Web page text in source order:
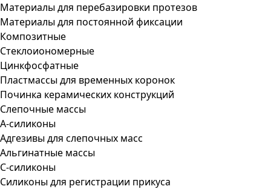
Материалы для перебазировки протезов
Материалы для постоянной фиксации
Композитные
Стеклоиономерные
Цинкфосфатные
Пластмассы для временных коронок
Починка керамических конструкций
Слепочные массы
А-силиконы
Адгезивы для слепочных масс
Альгинатные массы
С-силиконы
Силиконы для регистрации прикуса